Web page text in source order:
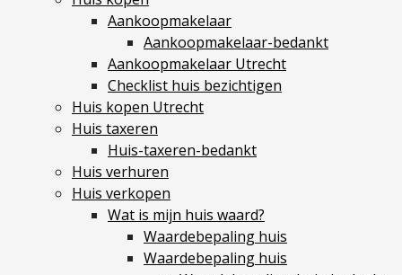
Hypotheekadvies
Hypotheek oversluiten
Hypotheek verhogen
Starterslening
Financiële check
Banken
Duurzame hypotheek
Aankoopmakelaar
Aankoopmakelaar-bedankt
Aankoopmakelaar Utrecht
Checklist huis bezichtigen
Huis kopen Utrecht
Huis taxeren
Huis-taxeren-bedankt
Huis verhuren
Huis verkopen
Wat is mijn huis waard?
Waardebepaling huis
Waardebepaling huis